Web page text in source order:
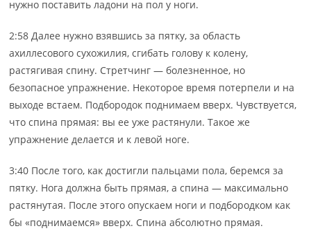
нужно поставить ладони на пол у ноги.
2:58 Далее нужно взявшись за пятку, за область
ахиллесового сухожилия, сгибать голову к колену,
растягивая спину. Стретчинг — болезненное, но
безопасное упражнение. Некоторое время потерпели и на
выходе встаем. Подбородок поднимаем вверх. Чувствуется,
что спина прямая: вы ее уже растянули. Такое же
упражнение делается и к левой ноге.
3:40 После того, как достигли пальцами пола, беремся за
пятку. Нога должна быть прямая, а спина — максимально
растянутая. После этого опускаем ноги и подбородком как
бы «поднимаемся» вверх. Спина абсолютно прямая.